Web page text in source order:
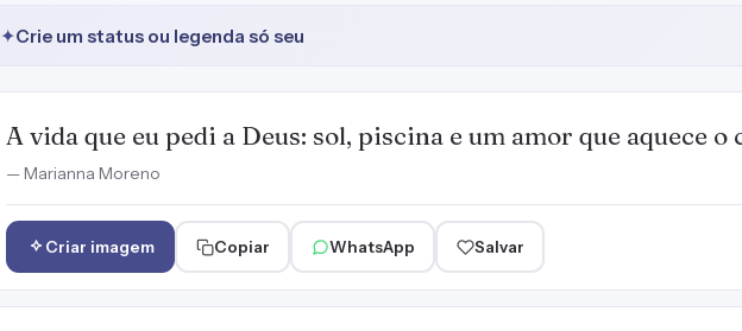
✦Crie um status ou legenda só seu
A vida que eu pedi a Deus: sol, piscina e um amor que aquece o
— Marianna Moreno
Criar imagem Copiar WhatsApp Salvar